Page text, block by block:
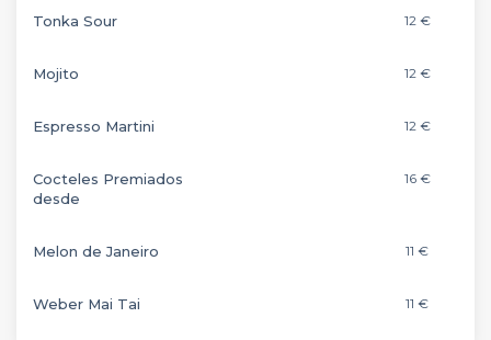
Tonka Sour 12 €
Mojito 12 €
Espresso Martini 12 €
Cocteles Premiados
desde
16 €
Melon de Janeiro 11 €
Weber Mai Tai 11 €